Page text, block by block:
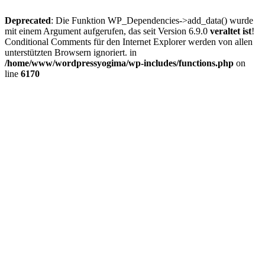
Deprecated: Die Funktion WP_Dependencies->add_data() wurde
mit einem Argument aufgerufen, das seit Version 6.9.0 veraltet ist!
Conditional Comments für den Internet Explorer werden von allen
unterstützten Browsern ignoriert. in
/home/www/wordpressyogima/wp-includes/functions.php on
line 6170